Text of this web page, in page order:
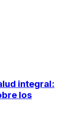
integral:
los